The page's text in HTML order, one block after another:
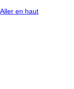
Aller en haut